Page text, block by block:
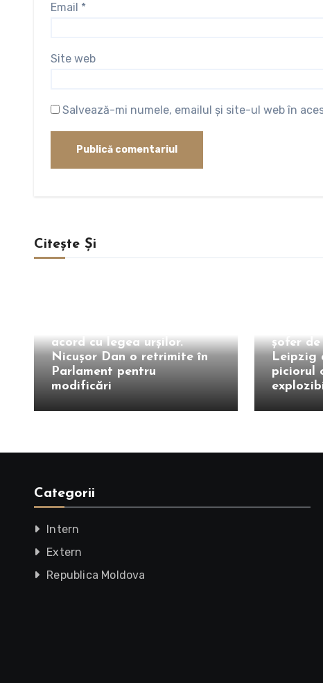
Email *
Site web
Salvează-mi numele, emailul și site-ul web în
Citește Și
acord cu legea urșilor.
Nicușor Dan o retrimite în
Parlament pentru
modificări
șofer
Leipzig
piciorul
Categorii
Intern
Extern
Republica Moldova